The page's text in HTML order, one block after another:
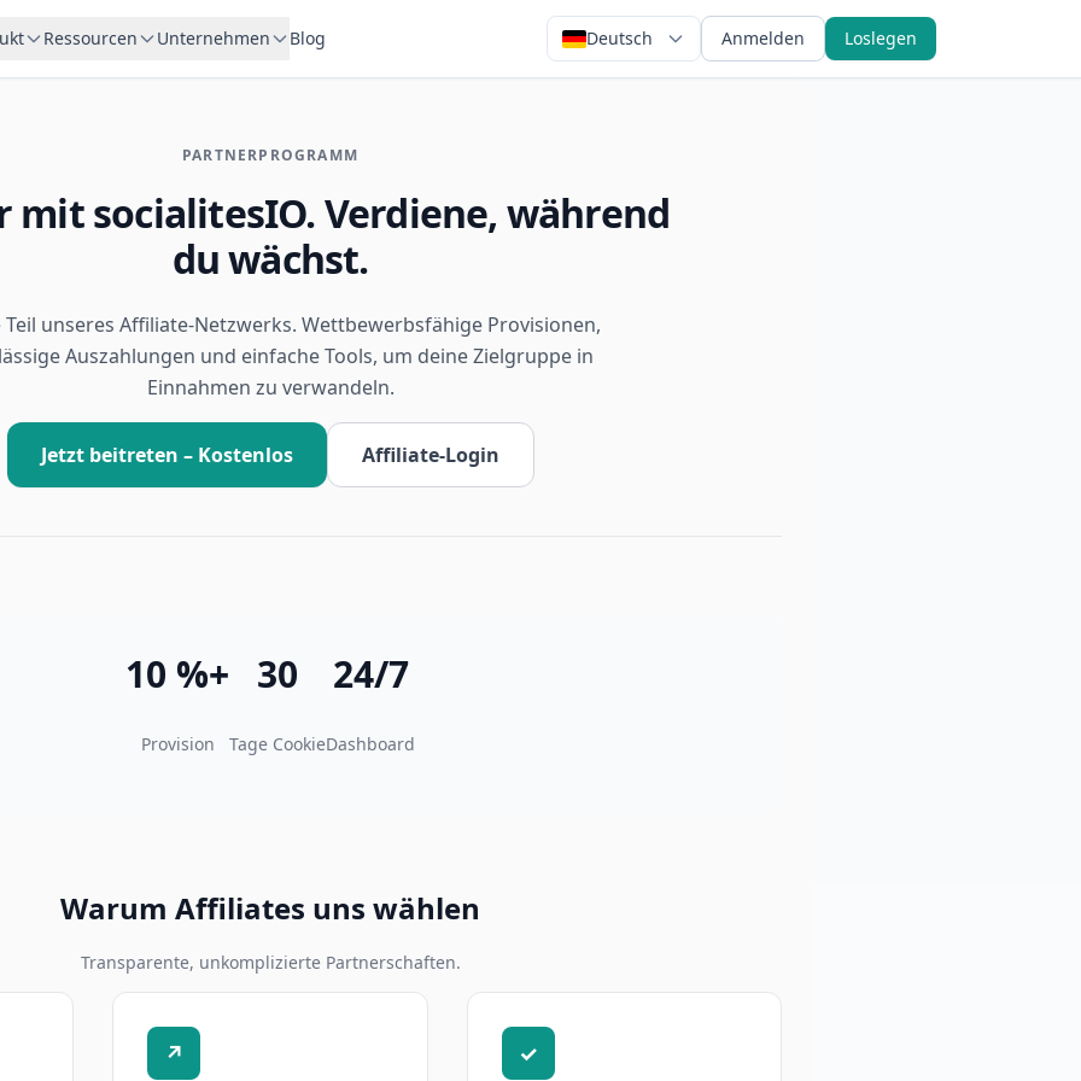
Ressourcen Unternehmen Blog Deutsch Anmelden Loslegen
PARTNERPROGRAMM
mit socialitesIO. Verdiene, während
du wächst.
Teil unseres Affiliate-Netzwerks. Wettbewerbsfähige Provisionen,
Auszahlungen und einfache Tools, um deine Zielgruppe in
Einnahmen zu verwandeln.
Jetzt beitreten – Kostenlos Affiliate-Login
10 %+
Provision
30
Tage Cookie
24/7
Dashboard
Warum Affiliates uns wählen
Transparente, unkomplizierte Partnerschaften.
↗ ✓